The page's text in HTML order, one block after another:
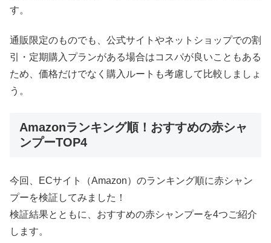
す。
通販限定のものでも、公式サイトやネットショップでの割
引・定期購入プランがある場合はコスパが良いこともある
ため、価格だけでなく購入ルートも考慮して比較しましょ
う。
Amazonランキング順！おすすめの赤シャ
ンプーTOP4
今回、ECサイト（Amazon）のランキング順に赤シャン
プーを検証してみました！
検証結果とともに、おすすめの赤シャンプーを4つご紹介
します。